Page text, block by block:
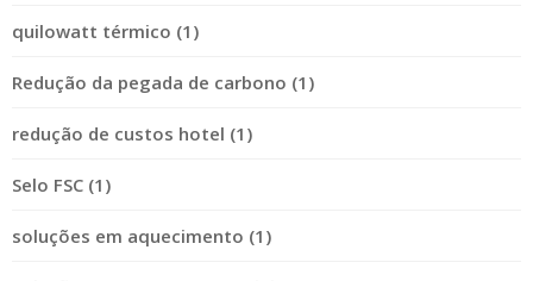
quilowatt térmico (1)
Redução da pegada de carbono (1)
redução de custos hotel (1)
Selo FSC (1)
soluções em aquecimento (1)